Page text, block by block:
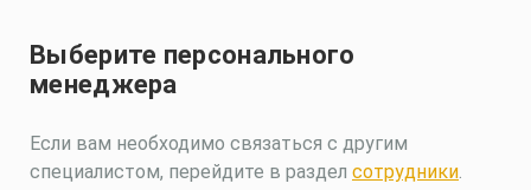
Выберите персонального
менеджера
Если вам необходимо связаться с другим
специалистом, перейдите в раздел сотрудники